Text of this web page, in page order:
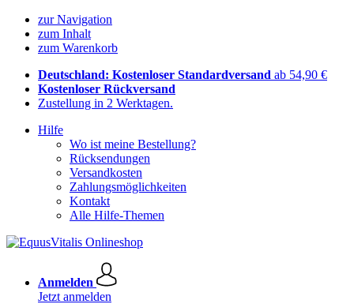
zur Navigation
zum Inhalt
zum Warenkorb
Deutschland: Kostenloser Standardversand ab 54,90 €
Kostenloser Rückversand
Zustellung in 2 Werktagen.
Hilfe
Wo ist meine Bestellung?
Rücksendungen
Versandkosten
Zahlungsmöglichkeiten
Kontakt
Alle Hilfe-Themen
Anmelden
Jetzt anmelden